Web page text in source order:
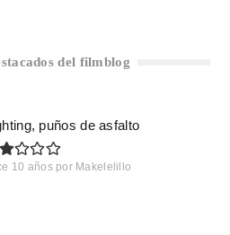
del filmblog
puños de asfalto
10 años por Makelelillo